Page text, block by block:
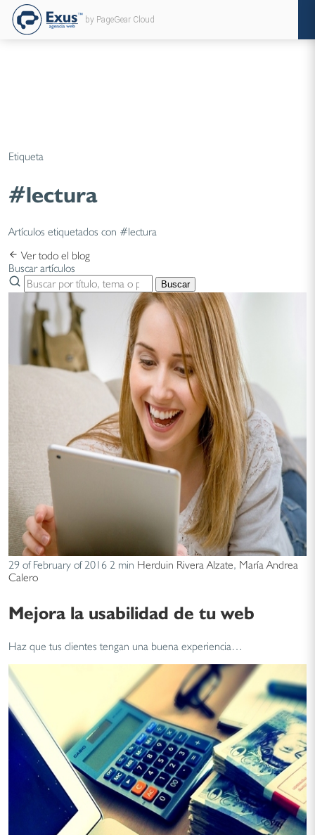
by PageGear Cloud
Etiqueta
#lectura
Artículos etiquetados con #lectura
Ver todo el blog
Buscar artículos
Buscar
29 of February of 2016 2 min Herduin Rivera Alzate, María Andrea
Calero
Mejora la usabilidad de tu web
Haz que tus clientes tengan una buena experiencia…